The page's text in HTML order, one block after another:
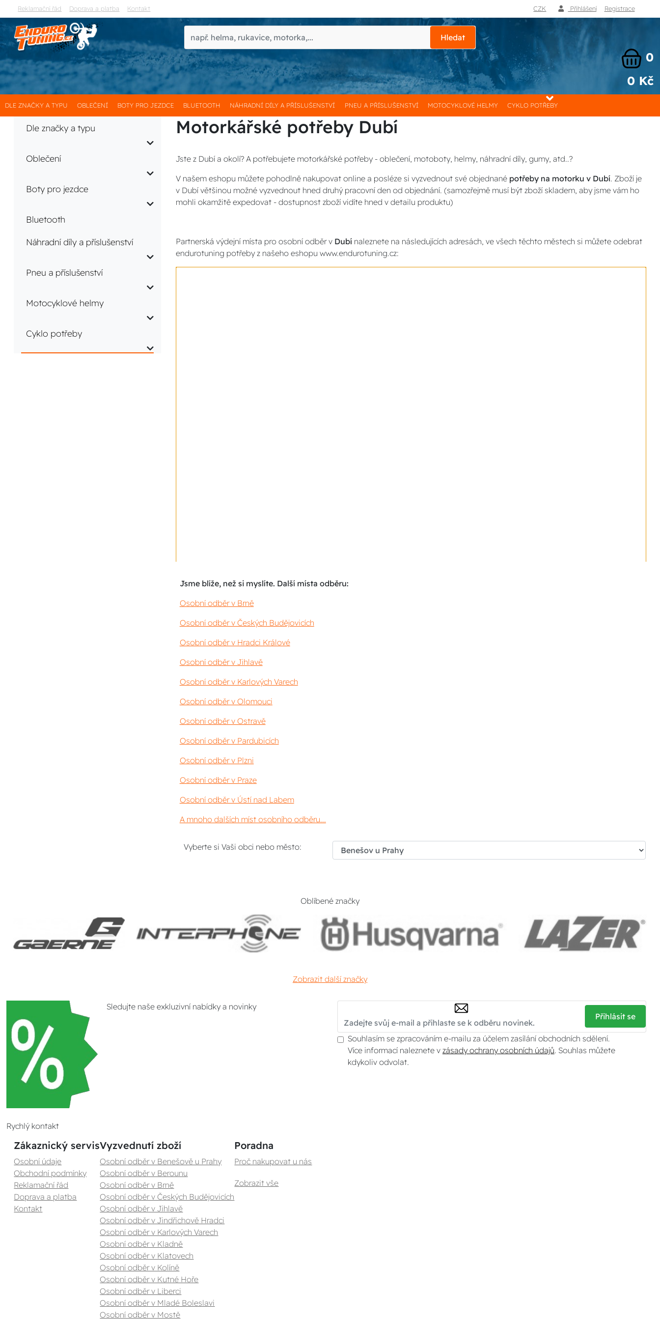
Reklamační řád Doprava a platba Kontakt CZK Přihlášení Registrace
Hledat
0
0 Kč
DLE ZNAČKY A TYPU OBLEČENÍ BOTY PRO JEZDCE BLUETOOTH NÁHRADNÍ DÍLY A PŘÍSLUŠENSTVÍ PNEU A PŘÍSLUŠENSTVÍ MOTOCYKLOVÉ HELMY CYKLO POTŘEBY
Dle značky a typu
Oblečení
Boty pro jezdce
Bluetooth
Náhradní díly a příslušenství
Pneu a příslušenství
Motocyklové helmy
Cyklo potřeby
Motorkářské potřeby Dubí
Jste z Dubí a okolí? A potřebujete motorkářské potřeby - oblečení, motoboty, helmy, náhradní díly, gumy, atd..?
V našem eshopu můžete pohodlně nakupovat online a posléze si vyzvednout své objednané potřeby na motorku v Dubí. Zboží je
v Dubí většinou možné vyzvednout hned druhý pracovní den od objednání. (samozřejmě musí být zboží skladem, aby jsme vám ho
mohli okamžitě expedovat - dostupnost zboží vidíte hned v detailu produktu)
Partnerská výdejní místa pro osobní odběr v Dubínaleznete na následujících adresách, ve všech těchto městech si můžete odebrat
endurotuning potřeby z našeho eshopu www.endurotuning.cz:
Jsme blíže, než si myslíte. Další místa odběru:
Osobní odběr v Brně
Osobní odběr v Českých Budějovicích
Osobní odběr v Hradci Králové
Osobní odběr v Jihlavě
Osobní odběr v Karlových Varech
Osobní odběr v Olomouci
Osobní odběr v Ostravě
Osobní odběr v Pardubicích
Osobní odběr v Plzni
Osobní odběr v Praze
Osobní odběr v Ústí nad Labem
A mnoho dalších míst osobního odběru...
Vyberte si Vaši obci nebo město:
Oblíbené značky
Zobrazit další značky
Sledujte naše exkluzivní nabídky a novinky
Přihlásit se
Souhlasím se zpracováním e-mailu za účelem zasílání obchodních sdělení.
Více informací naleznete v zásady ochrany osobních údajů. Souhlas můžete
kdykoliv odvolat.
Rychlý kontakt
Zákaznický servis
Osobní údaje
Obchodní podmínky
Reklamační řád
Doprava a platba
Kontakt
Vyzvednutí zboží
Osobní odběr v Benešově u Prahy
Osobní odběr v Berounu
Osobní odběr v Brně
Osobní odběr v Českých Budějovicích
Osobní odběr v Jihlavě
Osobní odběr v Jindřichově Hradci
Osobní odběr v Karlových Varech
Osobní odběr v Kladně
Osobní odběr v Klatovech
Osobní odběr v Kolíně
Osobní odběr v Kutné Hoře
Osobní odběr v Liberci
Osobní odběr v Mladé Boleslavi
Osobní odběr v Mostě
Poradna
Proč nakupovat u nás
Zobrazit vše